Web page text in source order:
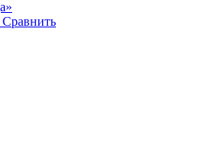
Сравнить